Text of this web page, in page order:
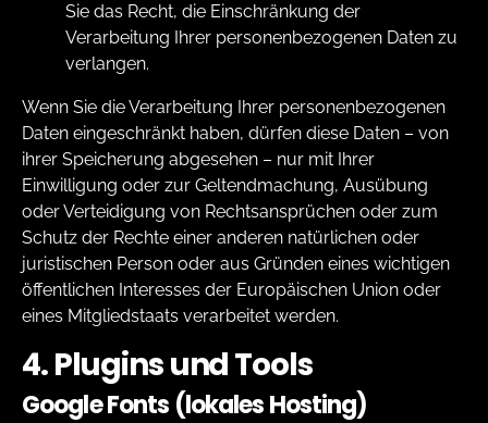
Sie das Recht, die Einschränkung der
Verarbeitung Ihrer personenbezogenen Daten zu
verlangen.
Wenn Sie die Verarbeitung Ihrer personenbezogenen
Daten eingeschränkt haben, dürfen diese Daten – von
ihrer Speicherung abgesehen – nur mit Ihrer
Einwilligung oder zur Geltendmachung, Ausübung
oder Verteidigung von Rechtsansprüchen oder zum
Schutz der Rechte einer anderen natürlichen oder
juristischen Person oder aus Gründen eines wichtigen
öffentlichen Interesses der Europäischen Union oder
eines Mitgliedstaats verarbeitet werden.
4. Plugins und Tools
Google Fonts (lokales Hosting)